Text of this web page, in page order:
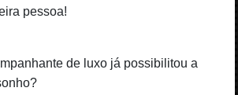
pessoa!
de luxo já possibilitou a